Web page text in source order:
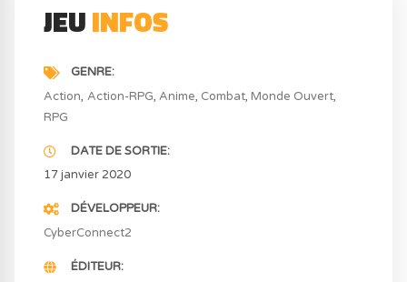
JEUINFOS
GENRE
Action Action-RPG Anime Combat Monde Ouvert
RPG
DATE DE SORTIE
17 janvier 2020
DÉVELOPPEUR
CyberConnect2
ÉDITEUR